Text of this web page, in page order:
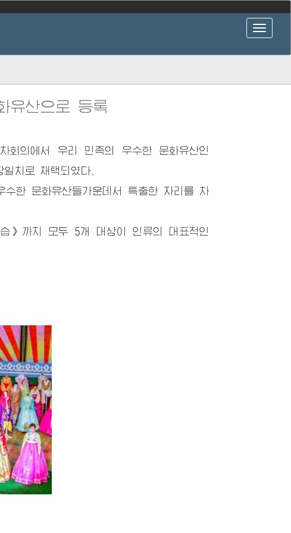
유산으로 등록
회의에서 우리 민족의 우수한 문화유산인
치로 채택되였다.
한 문화유산들가운데서 특출한 자리를 차
》까지 모두 5개 대상이 인류의 대표적인